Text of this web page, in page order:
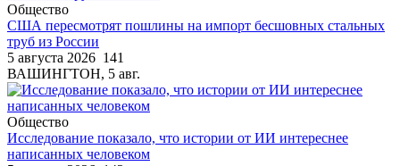
Общество
США пересмотрят пошлины на импорт бесшовных стальных
труб из России
5 августа 2026 141
ВАШИНГТОН, 5 авг.
Общество
Исследование показало, что истории от ИИ интереснее
написанных человеком